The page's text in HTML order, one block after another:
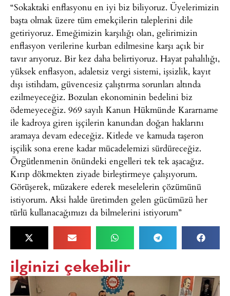
“Sokaktaki enflasyonu en iyi biz biliyoruz. Üyelerimizin
başta olmak üzere tüm emekçilerin taleplerini dile
getiriyoruz. Emeğimizin karşılığı olan, gelirimizin
enflasyon verilerine kurban edilmesine karşı açık bir
tavır arıyoruz. Bir kez daha belirtiyoruz. Hayat pahalılığı,
yüksek enflasyon, adaletsiz vergi sistemi, işsizlik, kayıt
dışı istihdam, güvencesiz çalıştırma sorunları altında
ezilmeyeceğiz. Bozulan ekonominin bedelini biz
ödemeyeceğiz. 969 sayılı Kanun Hükmünde Kararname
ile kadroya giren işçilerin kanundan doğan haklarını
aramaya devam edeceğiz. Kitlede ve kamuda taşeron
işçilik sona erene kadar mücadelemizi sürdüreceğiz.
Örgütlenmenin önündeki engelleri tek tek aşacağız.
Kırıp dökmekten ziyade birleştirmeye çalışıyorum.
Görüşerek, müzakere ederek meselelerin çözümünü
istiyorum. Aksi halde üretimden gelen gücümüzü her
türlü kullanacağımızı da bilmelerini istiyorum”
ilginizi çekebilir